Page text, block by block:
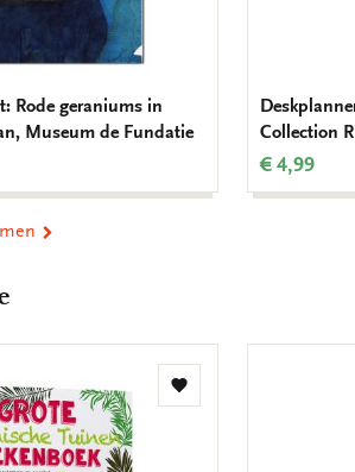
Rode geraniums in
Museum de Fundatie
Collection
€ 4,99
Toevoegen